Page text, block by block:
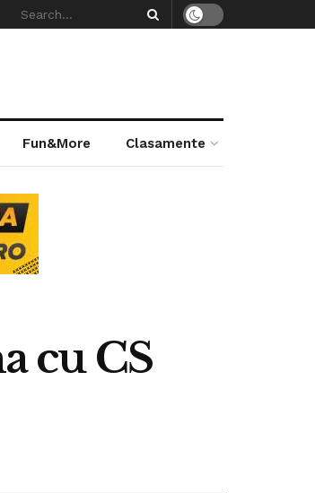
Fun&More Clasamente
cu CS